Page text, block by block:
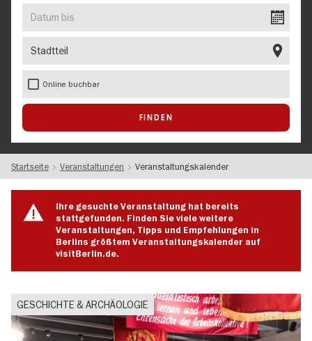
bis
Online buchbar
Startseite Veranstaltungen Veranstaltungskalender
Ihre gesuchte Veranstaltung hat bereits
stattgefunden. Finden Sie viele weitere
Veranstaltungen, Tipps und Empfehlungen in
Berlins größtem Veranstaltungskalender auf
visitBerlin.de.
GESCHICHTE & ARCHÄOLOGIE